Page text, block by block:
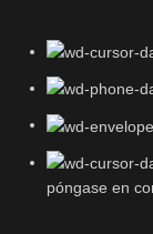
póngase en